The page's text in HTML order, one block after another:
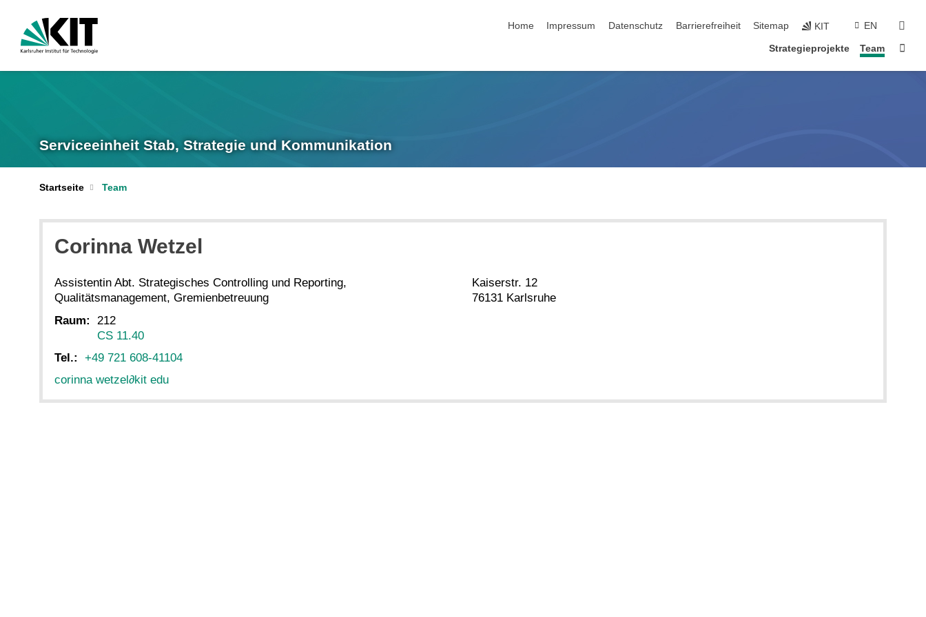
Home
Impressum Datenschutz Barrierefreiheit Sitemap KIT EN
Strategieprojekte Team
Serviceeinheit Stab, Strategie und Kommunikation
Startseite Team
Corinna Wetzel
Assistentin Abt. Strategisches Controlling und Reporting,
Qualitätsmanagement, Gremienbetreuung
Raum:
212
CS 11.40
Tel.:
+49 721 608-41104
corinna wetzel∂kit edu
Kaiserstr. 12
76131 Karlsruhe